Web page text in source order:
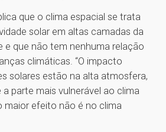
que o clima espacial se trata
solar em altas camadas da
e que não tem nenhuma relação
climáticas. “O impacto
solares estão na alta atmosfera,
a parte mais vulnerável ao clima
maior efeito não é no clima